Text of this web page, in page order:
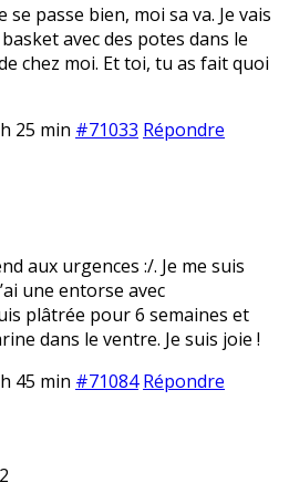
se passe bien, moi sa va. Je vais
avec des potes dans le
chez moi. Et toi, tu as fait quoi
25 min #71033 Répondre
aux urgences :/. Je me suis
une entorse avec
plâtrée pour 6 semaines et
dans le ventre. Je suis joie !
45 min #71084 Répondre